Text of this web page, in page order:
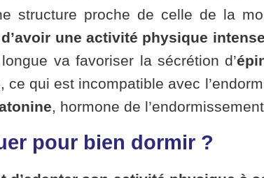
structure proche de celle de la
une activité physique
va favoriser la sécrétion d’
, ce qui est incompatible avec
, hormone de l’endormissement
pour bien dormir ?